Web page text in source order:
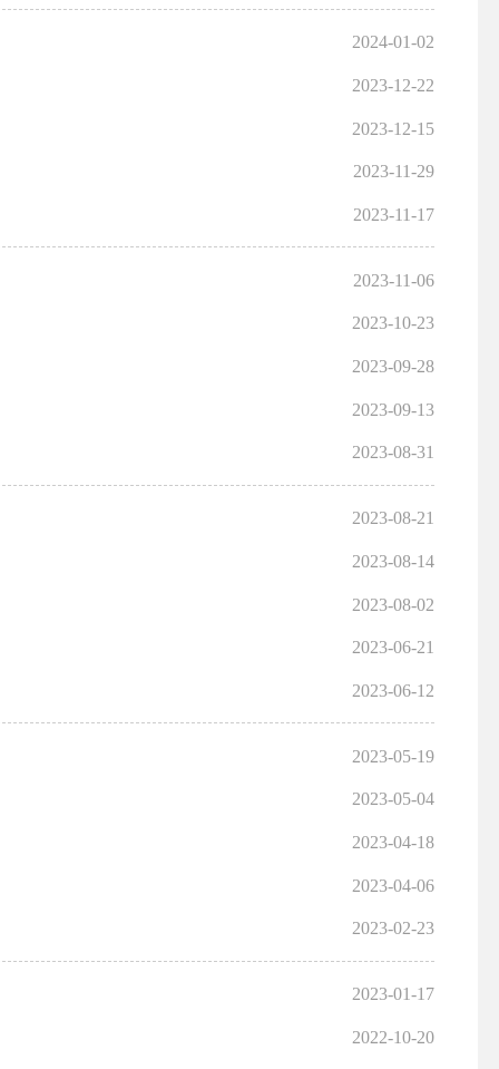
2024-01-02
2023-12-22
2023-12-15
2023-11-29
2023-11-17
2023-11-06
2023-10-23
2023-09-28
2023-09-13
2023-08-31
2023-08-21
2023-08-14
2023-08-02
2023-06-21
2023-06-12
2023-05-19
2023-05-04
2023-04-18
2023-04-06
2023-02-23
2023-01-17
2022-10-20